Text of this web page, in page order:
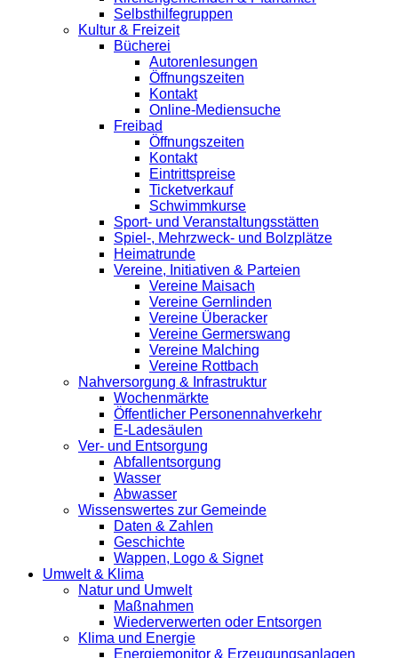
Selbsthilfegruppen
Kultur & Freizeit
Bücherei
Autorenlesungen
Öffnungszeiten
Kontakt
Online-Mediensuche
Freibad
Öffnungszeiten
Kontakt
Eintrittspreise
Ticketverkauf
Schwimmkurse
Sport- und Veranstaltungsstätten
Spiel-, Mehrzweck- und Bolzplätze
Heimatrunde
Vereine, Initiativen & Parteien
Vereine Maisach
Vereine Gernlinden
Vereine Überacker
Vereine Germerswang
Vereine Malching
Vereine Rottbach
Nahversorgung & Infrastruktur
Wochenmärkte
Öffentlicher Personennahverkehr
E-Ladesäulen
Ver- und Entsorgung
Abfallentsorgung
Wasser
Abwasser
Wissenswertes zur Gemeinde
Daten & Zahlen
Geschichte
Wappen, Logo & Signet
Umwelt & Klima
Natur und Umwelt
Maßnahmen
Wiederverwerten oder Entsorgen
Klima und Energie
Energiemonitor & Erzeugungsanlagen